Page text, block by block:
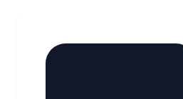
nuestro calendario económico
una herramienta invaluable